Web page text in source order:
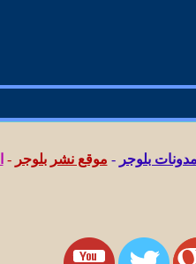
بلوجر - موقع نشر بلوجر -